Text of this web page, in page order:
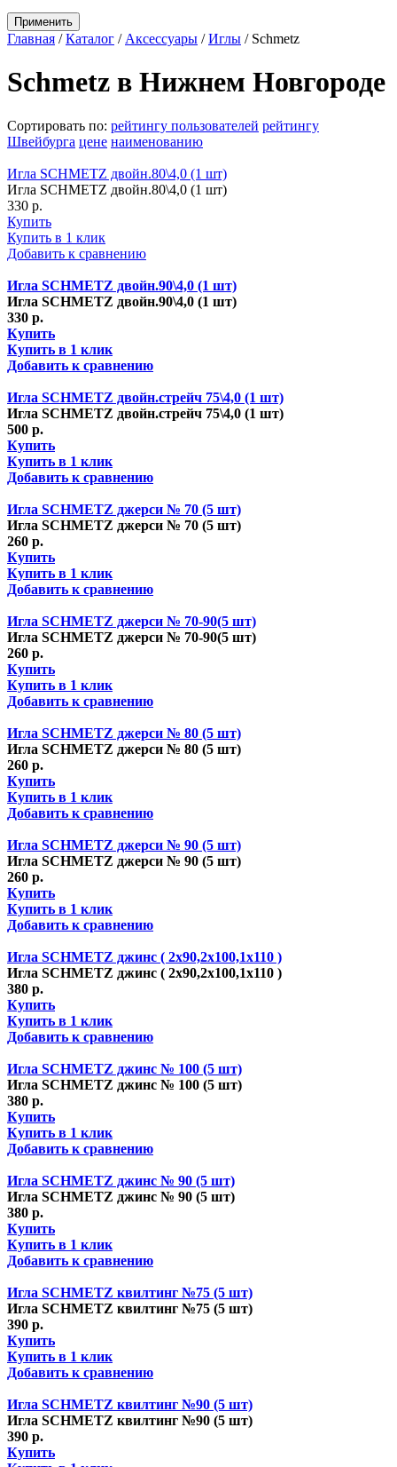
Применить
Главная /Каталог / Аксессуары /Иглы / Schmetz
Schmetz в Нижнем Новгороде
Сортировать по: рейтингу пользователей рейтингу
Швейбурга цене наименованию
Игла SCHMETZ двойн.80\4,0 (1 шт)
Игла SCHMETZ двойн.80\4,0 (1 шт)
330 р.
Купить
Купить в 1 клик
Добавить к сравнению
Игла SCHMETZ двойн.90\4,0 (1 шт)
Игла SCHMETZ двойн.90\4,0 (1 шт)
330 р.
Купить
Купить в 1 клик
Добавить к сравнению
Игла SCHMETZ двойн.стрейч 75\4,0 (1 шт)
Игла SCHMETZ двойн.стрейч 75\4,0 (1 шт)
500 р.
Купить
Купить в 1 клик
Добавить к сравнению
Игла SCHMETZ джерси № 70 (5 шт)
Игла SCHMETZ джерси № 70 (5 шт)
260 р.
Купить
Купить в 1 клик
Добавить к сравнению
Игла SCHMETZ джерси № 70-90(5 шт)
Игла SCHMETZ джерси № 70-90(5 шт)
260 р.
Купить
Купить в 1 клик
Добавить к сравнению
Игла SCHMETZ джерси № 80 (5 шт)
Игла SCHMETZ джерси № 80 (5 шт)
260 р.
Купить
Купить в 1 клик
Добавить к сравнению
Игла SCHMETZ джерси № 90 (5 шт)
Игла SCHMETZ джерси № 90 (5 шт)
260 р.
Купить
Купить в 1 клик
Добавить к сравнению
Игла SCHMETZ джинс ( 2х90,2х100,1х110 )
Игла SCHMETZ джинс ( 2х90,2х100,1х110 )
380 р.
Купить
Купить в 1 клик
Добавить к сравнению
Игла SCHMETZ джинс № 100 (5 шт)
Игла SCHMETZ джинс № 100 (5 шт)
380 р.
Купить
Купить в 1 клик
Добавить к сравнению
Игла SCHMETZ джинс № 90 (5 шт)
Игла SCHMETZ джинс № 90 (5 шт)
380 р.
Купить
Купить в 1 клик
Добавить к сравнению
Игла SCHMETZ квилтинг №75 (5 шт)
Игла SCHMETZ квилтинг №75 (5 шт)
390 р.
Купить
Купить в 1 клик
Добавить к сравнению
Игла SCHMETZ квилтинг №90 (5 шт)
Игла SCHMETZ квилтинг №90 (5 шт)
390 р.
Купить